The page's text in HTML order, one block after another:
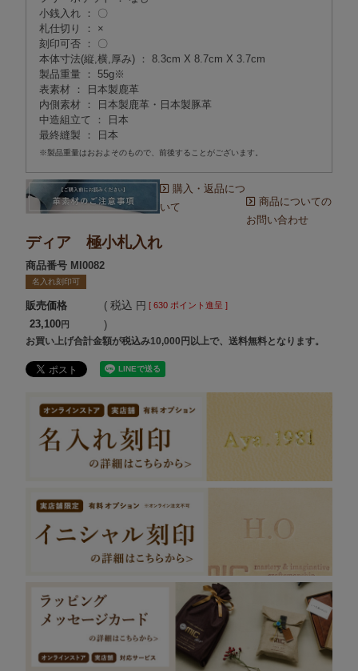
小銭入れ ： 〇
札仕切り ： ×
刻印可否 ： 〇
本体寸法(縦,横,厚み) ： 8.3cm X 8.7cm X 3.7cm
製品重量 ： 55g※
表素材 ： 日本製鹿革
内側素材 ： 日本製鹿革・日本製豚革
中造組立て ： 日本
最終縫製 ： 日本
※製品重量はおおよそのもので、前後することがございます。
購入・返品につ
いて
商品についての
お問い合わせ
ディア 極小札入れ
商品番号 MI0082
名入れ刻印可
販売価格
23,100
税込 [ 630 ポイント進呈 ]
お買い上げ合計金額が税込み10,000円以上で、送料無料となります。